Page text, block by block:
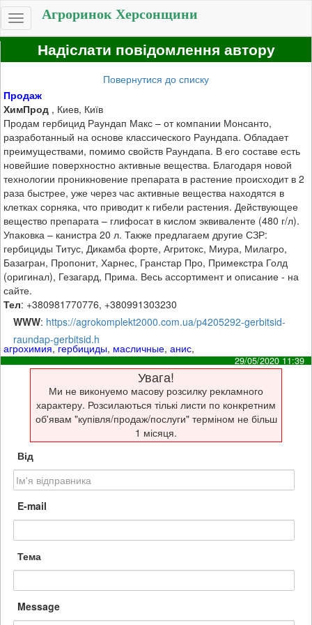
Toggle
navigation
Агроринок Херсонщини
Надіслати повідомлення автору
Повернутися до списку
Продаж
ХимПрод , Киев, Київ
Продам гербицид Раундап Макс – от компании Монсанто,
разработанный на основе классического Раундапа. Обладает
преимуществами, помимо свойств Раундапа. В его составе есть
новейшие поверхностно активные вещества. Благодаря новой
технологии проникновение препарата в растение происходит в 2
раза быстрее, уже через час активные вещества находятся в
клетках сорняка, что приводит к гибели растения. Действующее
вещество препарата – глифосат в кислом эквиваленте (480 г/л).
Упаковка – канистра 20 л. Также предлагаем другие СЗР:
гербициды Титус, Дикамба форте, Агритокс, Миура, Милагро,
Базагран, Пропонит, Харнес, Гранстар Про, Примекстра Голд
(оригинал), Гезагард, Прима. Весь ассортимент и описание - на
сайте.
Тел: +380981770776, +380991303230
WWW: https://agrokomplekt2000.com.ua/p4205292-gerbitsid-
raundap-gerbitsid.h
агрохимия,гербициды, масличные,анис,
29/05/2020 11:39
Увага!
Ми не виконуемо масову розсилку рекламного
характеру. Розсилаються тількі листи по конкретним
об'явам "купівля/продаж/послуги" терміном не більш
1 місяця.
Від
E-mail
Тема
Message